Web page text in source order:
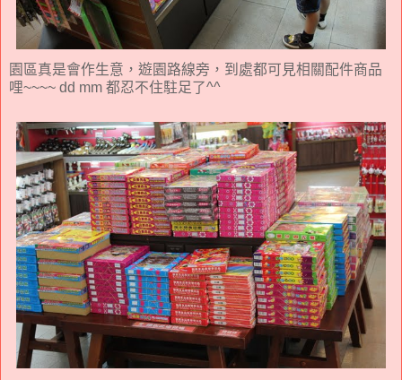
園區真是會作生意，遊園路線旁，到處都可見相關配件商品
哩~~~~ dd mm 都忍不住駐足了^^